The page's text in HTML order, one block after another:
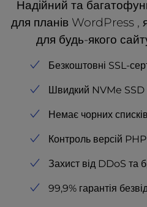
Надійний та
для планів WordPress ,
для будь-якого
Безкоштовні SSL-
Швидкий NVMe SSD
Немає чорних
Контроль версій PHP
Захист від DDoS та
99,9% гарантія